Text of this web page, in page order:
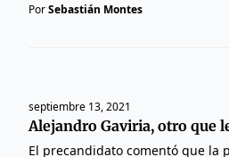
PorSebastián Montes
septiembre 13, 2021
Alejandro Gaviria, otro que
El precandidato comentó que la